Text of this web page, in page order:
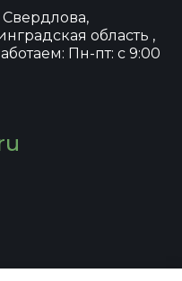
область ,
Пн-пт: с 9:00